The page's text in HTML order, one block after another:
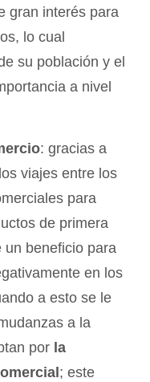
gran interés para
lo cual
su población y el
a nivel
: gracias a
viajes entre los
para
de primera
un beneficio para
en los
a esto se le
a la
por la
; este